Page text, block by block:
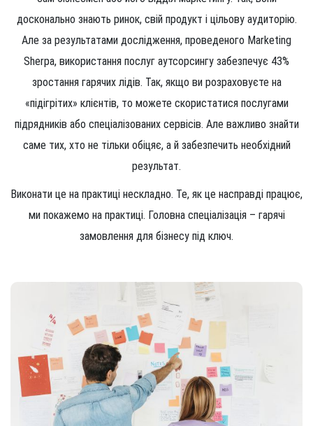
досконально знають ринок, свій продукт і цільову аудиторію.
Але за результатами дослідження, проведеного Marketing
Sherpa, використання послуг аутсорсингу забезпечує 43%
зростання гарячих лідів. Так, якщо ви розраховуєте на
«підігрітих» клієнтів, то можете скористатися послугами
підрядників або спеціалізованих сервісів. Але важливо знайти
саме тих, хто не тільки обіцяє, а й забезпечить необхідний
результат.
Виконати це на практиці нескладно. Те, як це насправді працює,
ми покажемо на практиці. Головна спеціалізація – гарячі
замовлення для бізнесу під ключ.